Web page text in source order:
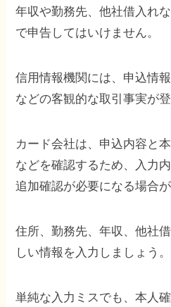
年収や勤務先、他社借入れ
で申告してはいけません。
信用情報機関には、申込情
などの客観的な取引事実が登
カード会社は、申込内容と
などを確認するため、入力
追加確認が必要になる場合が
住所、勤務先、年収、他社
しい情報を入力しましょう。
単純な入力ミスでも、本人